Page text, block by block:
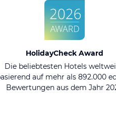
HolidayCheck Award
Die beliebtesten Hotels
auf mehr als 892.000
Bewertungen aus dem Jahr